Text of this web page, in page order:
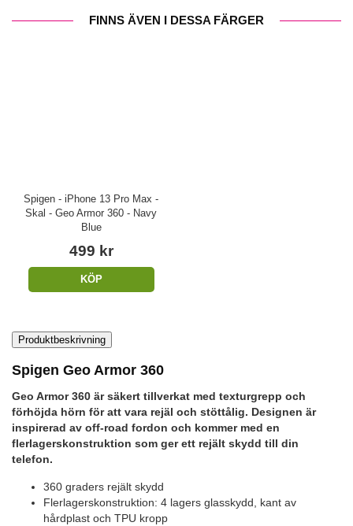
FINNS ÄVEN I DESSA FÄRGER
Spigen - iPhone 13 Pro Max -
Skal - Geo Armor 360 - Navy
Blue
499 kr
KÖP
Produktbeskrivning
Spigen Geo Armor 360
Geo Armor 360 är säkert tillverkat med texturgrepp och
förhöjda hörn för att vara rejäl och stöttålig. Designen är
inspirerad av off-road fordon och kommer med en
flerlagerskonstruktion som ger ett rejält skydd till din
telefon.
360 graders rejält skydd
Flerlagerskonstruktion: 4 lagers glasskydd, kant av
hårdplast och TPU kropp